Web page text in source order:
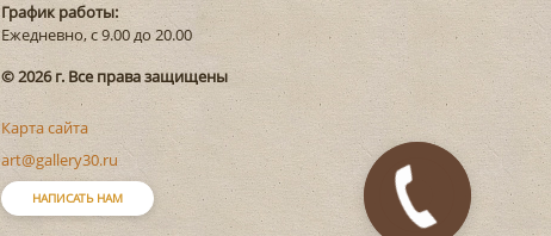
График работы:
Ежедневно, с 9.00 до 20.00
© 2026 г. Все права защищены
Карта сайта
art@gallery30.ru
НАПИСАТЬ НАМ
Закажите
звонок